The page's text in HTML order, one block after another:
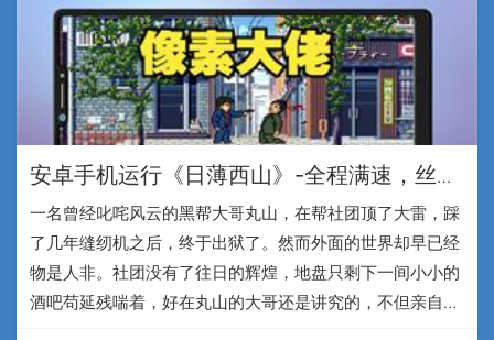
安卓手机运行《日薄西山》-全程满速，丝滑
流畅，支持手柄~
一名曾经叱咤风云的黑帮大哥丸山，在帮社团顶了大雷，踩
了几年缝纫机之后，终于出狱了。然而外面的世界却早已经
物是人非。社团没有了往日的辉煌，地盘只剩下一间小小的
酒吧苟延残喘着，好在丸山的大哥还是讲究的，不但亲自接